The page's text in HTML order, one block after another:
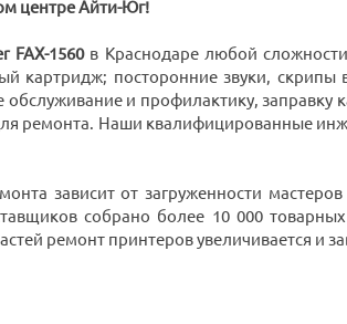
центре Айти-Юг!
FAX-1560в Краснодаре любой
картридж; посторонние звуки, скрипы
и профилактику,
ремонта. Наши квалифицированные
зависит от загруженности
собрано более 10 000
ремонт принтеров увеличивается и